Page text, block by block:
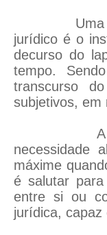
Uma
jurídico é o
decurso do
tempo.
transcurso
subjetivos, em
A
necessidade
máxime
é salutar
entre si ou
jurídica,